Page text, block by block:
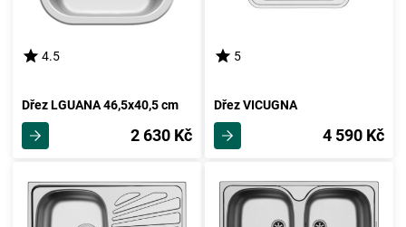
4.5
Dřez LGUANA 46,5x40,5 cm
2 630 Kč
5
Dřez VICUGNA
4 590 Kč